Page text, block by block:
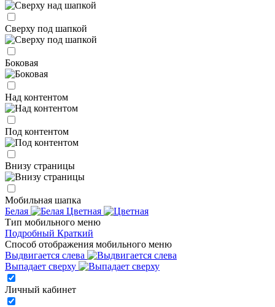
Сверху под шапкой
Боковая
Над контентом
Под контентом
Внизу страницы
Мобильная шапка
Белая
Цветная
Тип мобильного меню
Подробный Краткий
Способ отображения мобильного меню
Выдвигается слева
Выпадает сверху
Личный кабинет